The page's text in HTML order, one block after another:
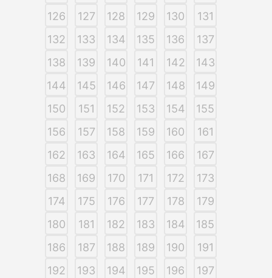
126
127 128 129 130
131
132
133 134 135 136
137
138
139 140 141 142
143
144
145 146 147 148
149
150
151 152 153 154
155
156
157 158 159 160
161
162
163 164 165 166
167
168
169 170 171 172
173
174
175 176 177 178
179
180
181 182 183 184
185
186
187 188 189 190
191
192
193 194 195 196
197